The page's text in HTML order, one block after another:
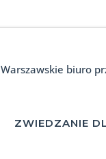
Warszawskie biuro
ZWIEDZANIE